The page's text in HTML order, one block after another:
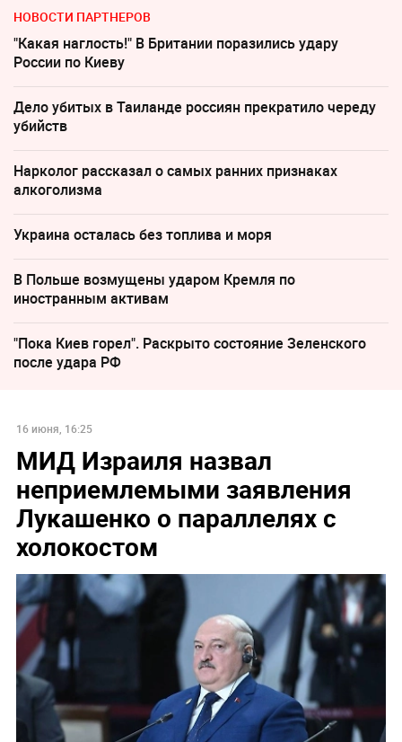
НОВОСТИ ПАРТНЕРОВ
"Какая наглость!" В Британии поразились удару
России по Киеву
Дело убитых в Таиланде россиян прекратило череду
убийств
Нарколог рассказал о самых ранних признаках
алкоголизма
Украина осталась без топлива и моря
В Польше возмущены ударом Кремля по
иностранным активам
"Пока Киев горел". Раскрыто состояние Зеленского
после удара РФ
16 июня, 16:25
МИД Израиля назвал
неприемлемыми заявления
Лукашенко о параллелях с
холокостом